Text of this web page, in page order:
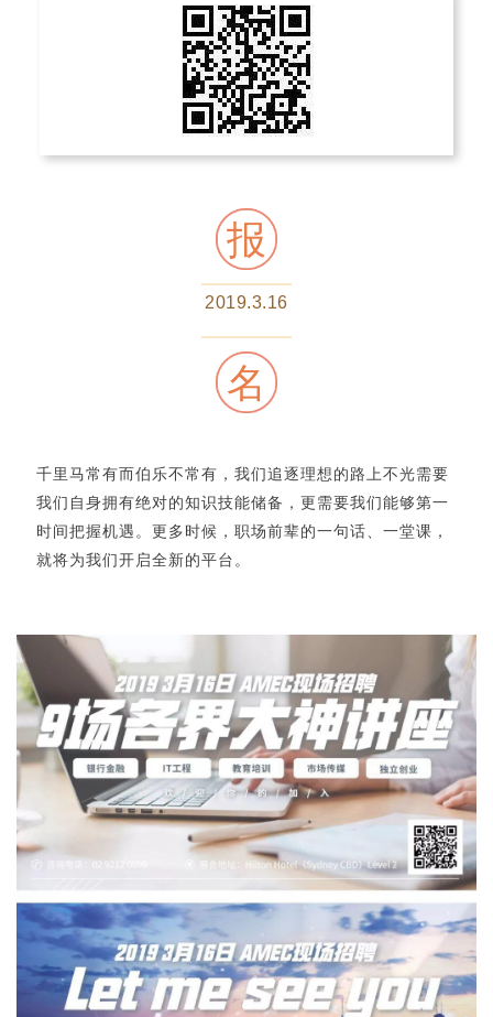
报
2019.3.16
名
千里马常有而伯乐不常有，我们追逐理想的路上不光需要
我们自身拥有绝对的知识技能储备，更需要我们能够第一
时间把握机遇。更多时候，职场前辈的一句话、一堂课，
就将为我们开启全新的平台。